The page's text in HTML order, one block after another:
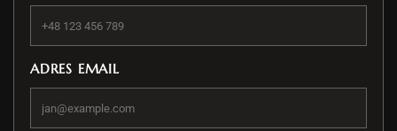
ADRES EMAIL